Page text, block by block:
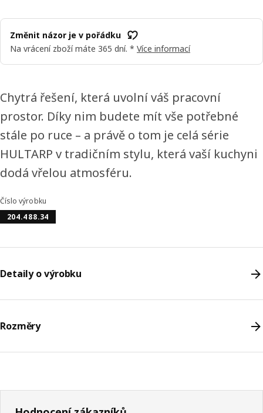
Změnit názor je v pořádku
Na vrácení zboží máte 365 dní. * Více informací
Chytrá řešení, která uvolní váš pracovní
prostor. Díky nim budete mít vše potřebné
stále po ruce – a právě o tom je celá série
HULTARP v tradičním stylu, která vaší kuchyni
dodá vřelou atmosféru.
Číslo výrobku
204.488.34
Detaily o výrobku
Rozměry